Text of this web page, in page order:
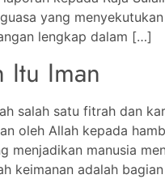
yang menyekutukan
lengkap dalam […]
Itu Iman
salah satu fitrah dan
oleh Allah kepada
menjadikan manusia
keimanan adalah